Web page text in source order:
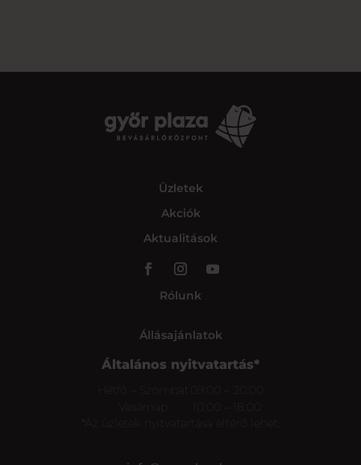
Üzletek
Akciók
Aktualitások
Rólunk
Állásajánlatok
Általános nyitvatartás*
*Az üzletek nyitvatartása eltérő lehet.